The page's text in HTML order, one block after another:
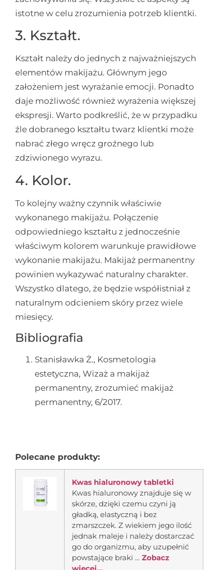
istotne w celu zrozumienia potrzeb klientki.
3. Kształt.
Kształt należy do jednych z najważniejszych
elementów makijażu. Głównym jego
założeniem jest wyrażanie emocji. Ponadto
daje możliwość również wyrażenia większej
ekspresji. Warto podkreślić, że w przypadku
źle dobranego kształtu twarz klientki może
nabrać złego wręcz groźnego lub
zdziwionego wyrazu.
4. Kolor.
To kolejny ważny czynnik właściwie
wykonanego makijażu. Połączenie
odpowiedniego kształtu z jednocześnie
właściwym kolorem warunkuje prawidłowe
wykonanie makijażu. Makijaż permanentny
powinien wykazywać naturalny charakter.
Wszystko dlatego, że będzie współistniał z
naturalnym odcieniem skóry przez wiele
miesięcy.
Bibliografia
Stanisławka Ż., Kosmetologia
estetyczna, Wizaż a makijaż
permanentny, zrozumieć makijaż
permanentny, 6/2017.
Polecane produkty:
Kwas hialuronowy tabletki
Kwas hialuronowy znajduje się w
skórze, dzięki czemu czyni ją
gładką, elastyczną i bez
zmarszczek. Z wiekiem jego ilość
jednak maleje i należy dostarczać
go do organizmu, aby uzupełnić
powstające braki …Zobacz